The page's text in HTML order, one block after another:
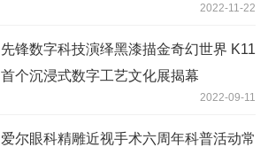
2022-11-22
先锋数字科技演绎黑漆描金奇幻世界 K11
首个沉浸式数字工艺文化展揭幕
2022-09-11
爱尔眼科精雕近视手术六周年科普活动常